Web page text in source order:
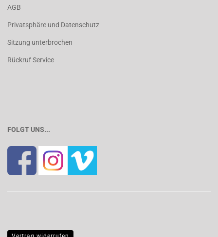
AGB
Privatsphäre und Datenschutz
Sitzung unterbrochen
Rückruf Service
FOLGT UNS...